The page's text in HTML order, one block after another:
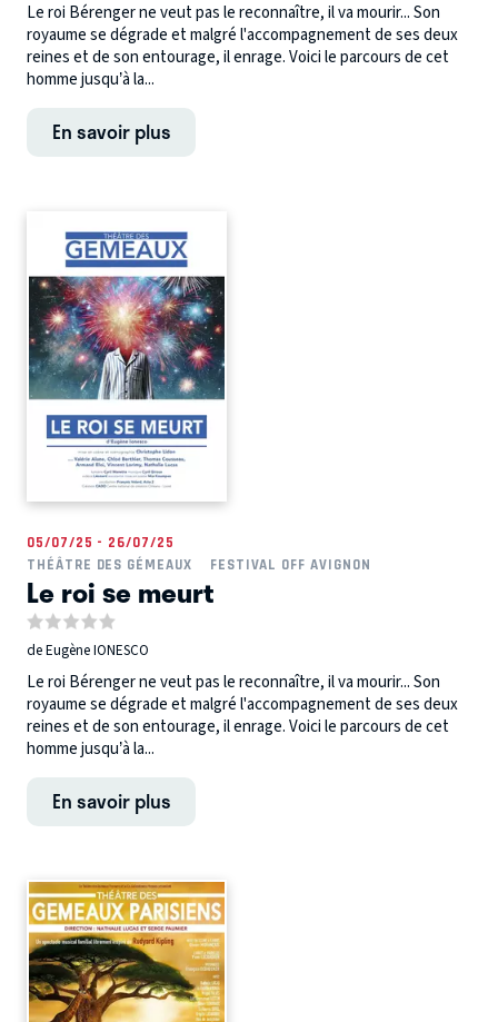
Le roi Bérenger ne veut pas le reconnaître, il va mourir... Son
royaume se dégrade et malgré l'accompagnement de ses deux
reines et de son entourage, il enrage. Voici le parcours de cet
homme jusqu’à la...
En savoir plus
05/07/25 - 26/07/25
THÉÂTRE DES GÉMEAUX
FESTIVAL OFF AVIGNON
Le roi se meurt
de Eugène IONESCO
Le roi Bérenger ne veut pas le reconnaître, il va mourir... Son
royaume se dégrade et malgré l'accompagnement de ses deux
reines et de son entourage, il enrage. Voici le parcours de cet
homme jusqu’à la...
En savoir plus